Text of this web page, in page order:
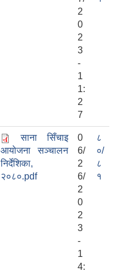
2
0
2
3
-
1
1:
2
7
साना सिँचाइ
आयोजना सञ्चालन
निर्देशिका,
२०८०.pdf
0
6/
2
6/
2
0
2
3
-
1
4:
८
०/
८
१